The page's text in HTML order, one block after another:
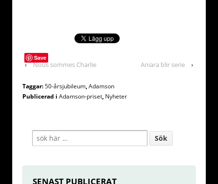
Save
‹ Nous sommes Charlie Aniara blir serie ›
Taggar:50-årsjubileum,Adamson
Publicerad i Adamson-priset, Nyheter
SENAST PUBLICERAT